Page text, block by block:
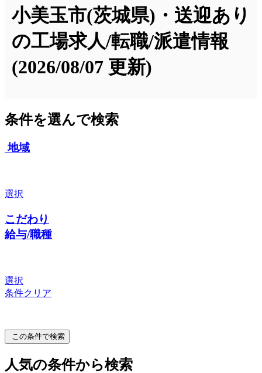
小美玉市(茨城県)・送迎あり
の工場求人/転職/派遣情報
(2026/08/07 更新)
条件を選んで検索
地域
選択
こだわり
給与/職種
選択
条件クリア
この条件で検索
人気の条件から検索